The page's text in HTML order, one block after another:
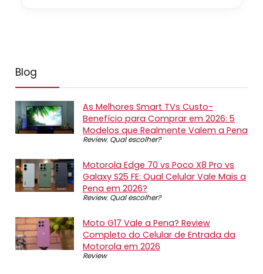
Blog
As Melhores Smart TVs Custo-
Benefício para Comprar em 2026: 5
Modelos que Realmente Valem a Pena
Review, Qual escolher?
Motorola Edge 70 vs Poco X8 Pro vs
Galaxy S25 FE: Qual Celular Vale Mais a
Pena em 2026?
Review, Qual escolher?
Moto G17 Vale a Pena? Review
Completo do Celular de Entrada da
Motorola em 2026
Review